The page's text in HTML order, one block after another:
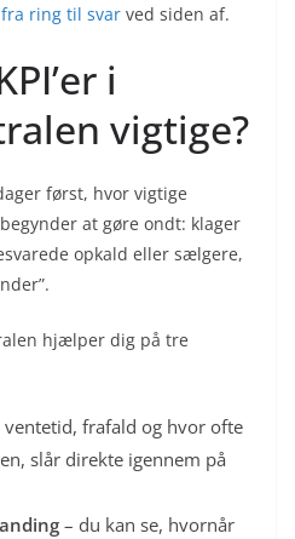
ring til svar ved siden af.
i
vigtige?
først, hvor vigtige
at gøre ondt: klager
opkald eller sælgere,
hjælper dig på tre
ventetid, frafald og hvor ofte
slår direkte igennem på
– du kan se, hvornår